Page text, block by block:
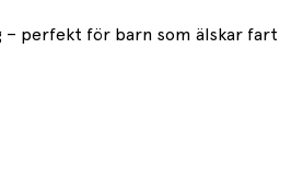
perfekt för barn som älskar fart